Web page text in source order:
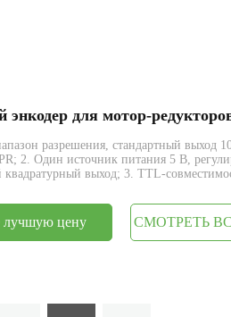
энкодер для мотор-
разрешения, стандартный выход
2. Один источник питания 5 В,
квадратурный выход; 3. TTL-
лучшую цену СМОТРЕТЬ